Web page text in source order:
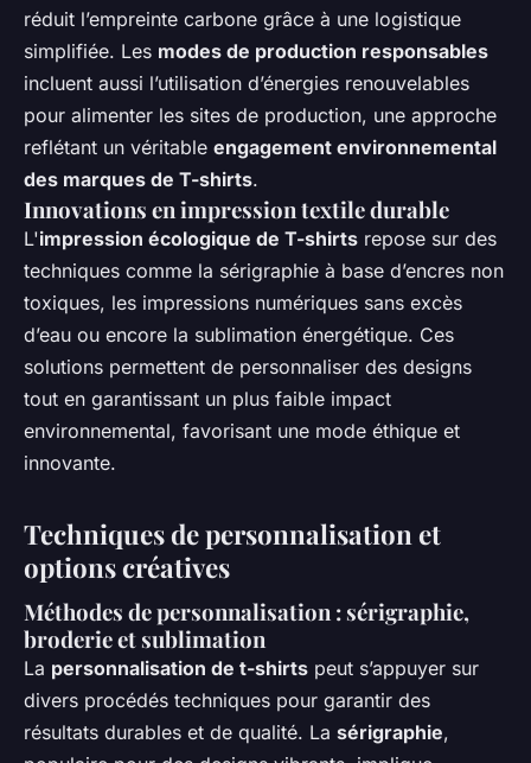
réduit l’empreinte carbone grâce à une logistique
simplifiée. Les modes de production responsables
incluent aussi l’utilisation d’énergies renouvelables
pour alimenter les sites de production, une approche
reflétant un véritable engagement environnemental
des marques de T-shirts.
Innovations en impression textile durable
L'impression écologique de T-shirts repose sur des
techniques comme la sérigraphie à base d’encres non
toxiques, les impressions numériques sans excès
d’eau ou encore la sublimation énergétique. Ces
solutions permettent de personnaliser des designs
tout en garantissant un plus faible impact
environnemental, favorisant une mode éthique et
innovante.
Techniques de personnalisation et
options créatives
Méthodes de personnalisation : sérigraphie,
broderie et sublimation
La personnalisation de t-shirts peut s’appuyer sur
divers procédés techniques pour garantir des
résultats durables et de qualité. La sérigraphie,